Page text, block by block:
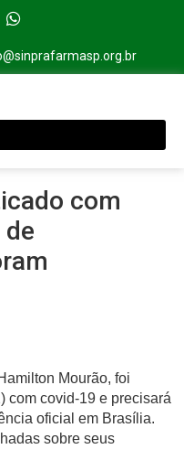
com
Mourão, foi
com covid-19 e precisará
oficial em Brasília.
sobre seus